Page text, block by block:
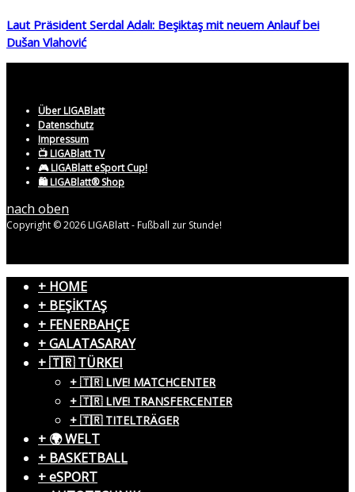
Laut Präsident Serdal Adalı: Beşiktaş mit neuem Anlauf bei
Dušan Vlahović
Über LIGABlatt
Datenschutz
Impressum
📺 LIGABlatt TV
🎮 LIGABlatt eSport Cup!
🛍️ LIGABlatt® Shop
nach oben
Copyright © 2026 LIGABlatt - Fußball zur Stunde!
+ HOME
+ BEŞİKTAŞ
+ FENERBAHÇE
+ GALATASARAY
+ 🇹🇷 TÜRKEI
+ 🇹🇷 LIVE! MATCHCENTER
+ 🇹🇷 LIVE! TRANSFERCENTER
+ 🇹🇷 TITELTRÄGER
+ 🌍 WELT
+ BASKETBALL
+ eSPORT